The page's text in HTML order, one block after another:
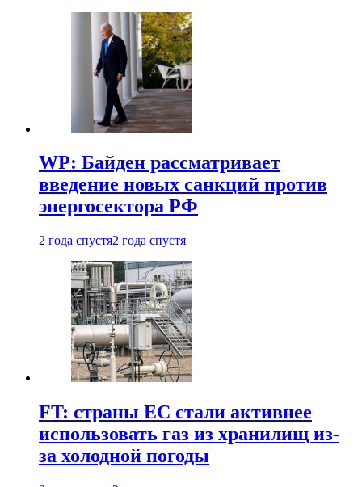
WP: Байден рассматривает
введение новых санкций против
энергосектора РФ
2 года спустя2 года спустя
FT: страны ЕС стали активнее
использовать газ из хранилищ из-
за холодной погоды